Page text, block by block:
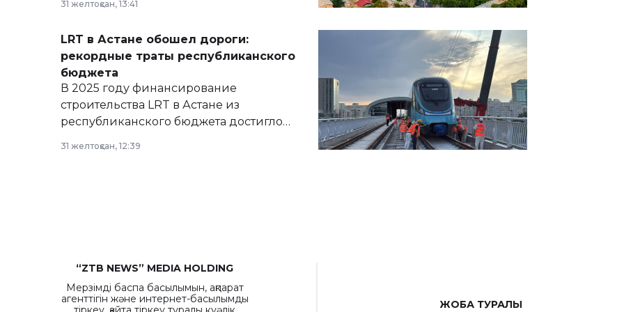
сайте маслихат города.
31 желтоқсан, 13:41
LRT в Астане обошел дороги:
рекордные траты республиканского
бюджета
В 2025 году финансирование
строительства LRT в Астане из
республиканского бюджета достигло
31 желтоқсан, 12:39
“ZTB NEWS” MEDIA HOLDING
Мерзімді баспа басылымын, ақпарат
агенттігін және интернет-басылымды
ЖОБА ТУРАЛЫ